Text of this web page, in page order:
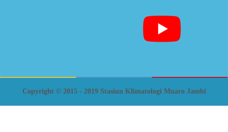
Copyright © 2015 - 2019 Stasiun Klimatologi Muaro Jambi